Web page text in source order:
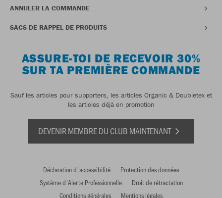
ANNULER LA COMMANDE
SACS DE RAPPEL DE PRODUITS
ASSURE-TOI DE RECEVOIR 30%
SUR TA PREMIÈRE COMMANDE
Sauf les articles pour supporters, les articles Organic & Doubletex et
les articles déjà en promotion
DEVENIR MEMBRE DU CLUB MAINTENANT
Déclaration d'accessibilité
Protection des données
Système d'Alerte Professionnelle
Droit de rétractation
Conditions générales
Mentions légales